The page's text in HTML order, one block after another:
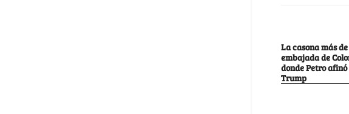
La casona más
embajada de
donde Petro
Trump